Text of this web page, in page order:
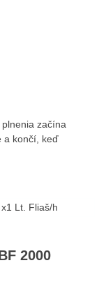
začína
a končí, keď
Lt. Fliaš/h
2000